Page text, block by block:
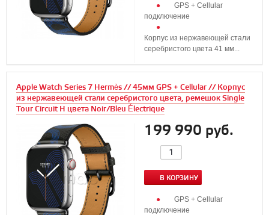
GPS + Cellular
подключение
Корпус из нержавеющей стали
серебристого цвета 41 мм...
Apple Watch Series 7 Hermès // 45мм GPS + Cellular // Корпус
из нержавеющей стали серебристого цвета, ремешок Single
Tour Circuit H цвета Noir/Bleu Électrique
199 990 руб.
В КОРЗИНУ
GPS + Cellular
подключение